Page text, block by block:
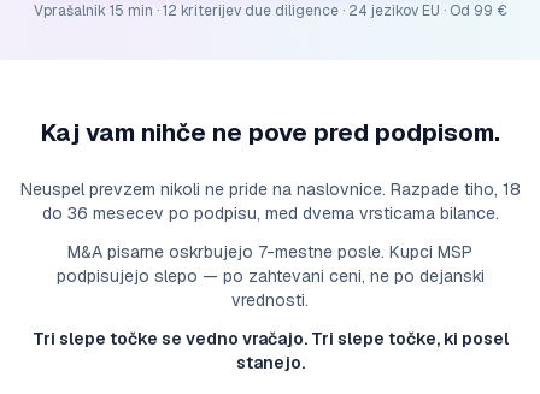
Vprašalnik 15 min · 12 kriterijev due diligence · 24 jezikov EU · Od 99 €
Kaj vam nihče ne pove pred podpisom.
Neuspel prevzem nikoli ne pride na naslovnice. Razpade tiho, 18
do 36 mesecev po podpisu, med dvema vrsticama bilance.
M&A pisarne oskrbujejo 7-mestne posle. Kupci MSP
podpisujejo slepo — po zahtevani ceni, ne po dejanski
vrednosti.
Tri slepe točke se vedno vračajo. Tri slepe točke, ki posel
stanejo.